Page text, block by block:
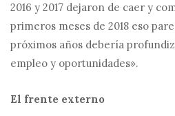
2016 y 2017 dejaron de caer y
primeros meses de 2018 eso
próximos años debería
empleo y oportunidades».
El frente externo